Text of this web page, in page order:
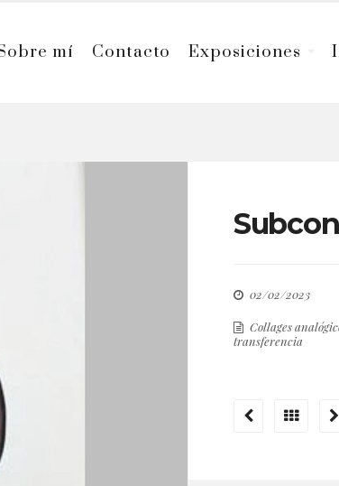
mí Contacto Exposiciones
02/02/2023
Collages
transferencia